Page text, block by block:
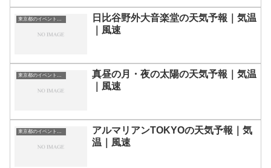
日比谷野外大音楽堂の天気予報｜気温
｜風速
真昼の月・夜の太陽の天気予報｜気温
｜風速
アルマリアンTOKYOの天気予報｜気
温｜風速